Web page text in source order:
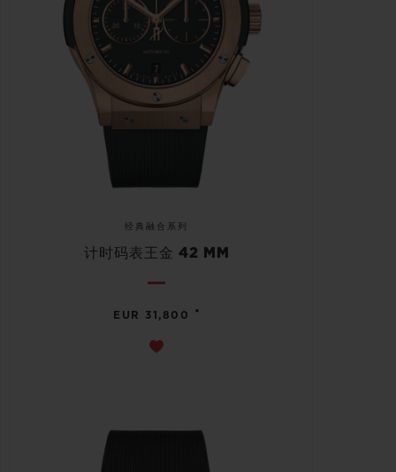
经典融合系列
计时码表王金 42 MM
EUR 31,800 •